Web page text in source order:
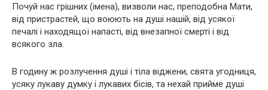
Почуй нас грішних (імена), визволи нас, преподобна Мати,
від пристрастей, що воюють на душі нашій, від усякої
печалі і находящої напасті, від внезапної смерті і від
всякого зла.
В годину ж розлучення душі і тіла віджени, свята угодниця,
усяку лукаву думку і лукавих бісів, та нехай прийме душі